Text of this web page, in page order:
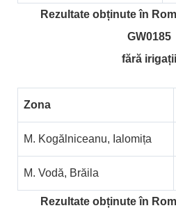
Rezultate obținute în
GW0185
fără irigații
Zona
M. Kogălniceanu, Ialomița
M. Vodă, Brăila
Rezultate obținute în